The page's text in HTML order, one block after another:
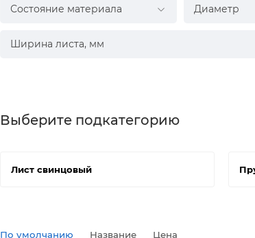
Состояние материала Диаметр
Ширина листа, мм
Выберите подкатегорию
Лист свинцовый
По умолчанию Название Цена